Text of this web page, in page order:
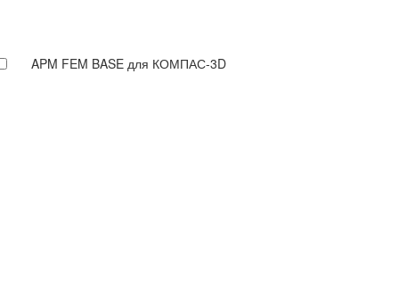
APM FEM BASE для КОМПАС-3D